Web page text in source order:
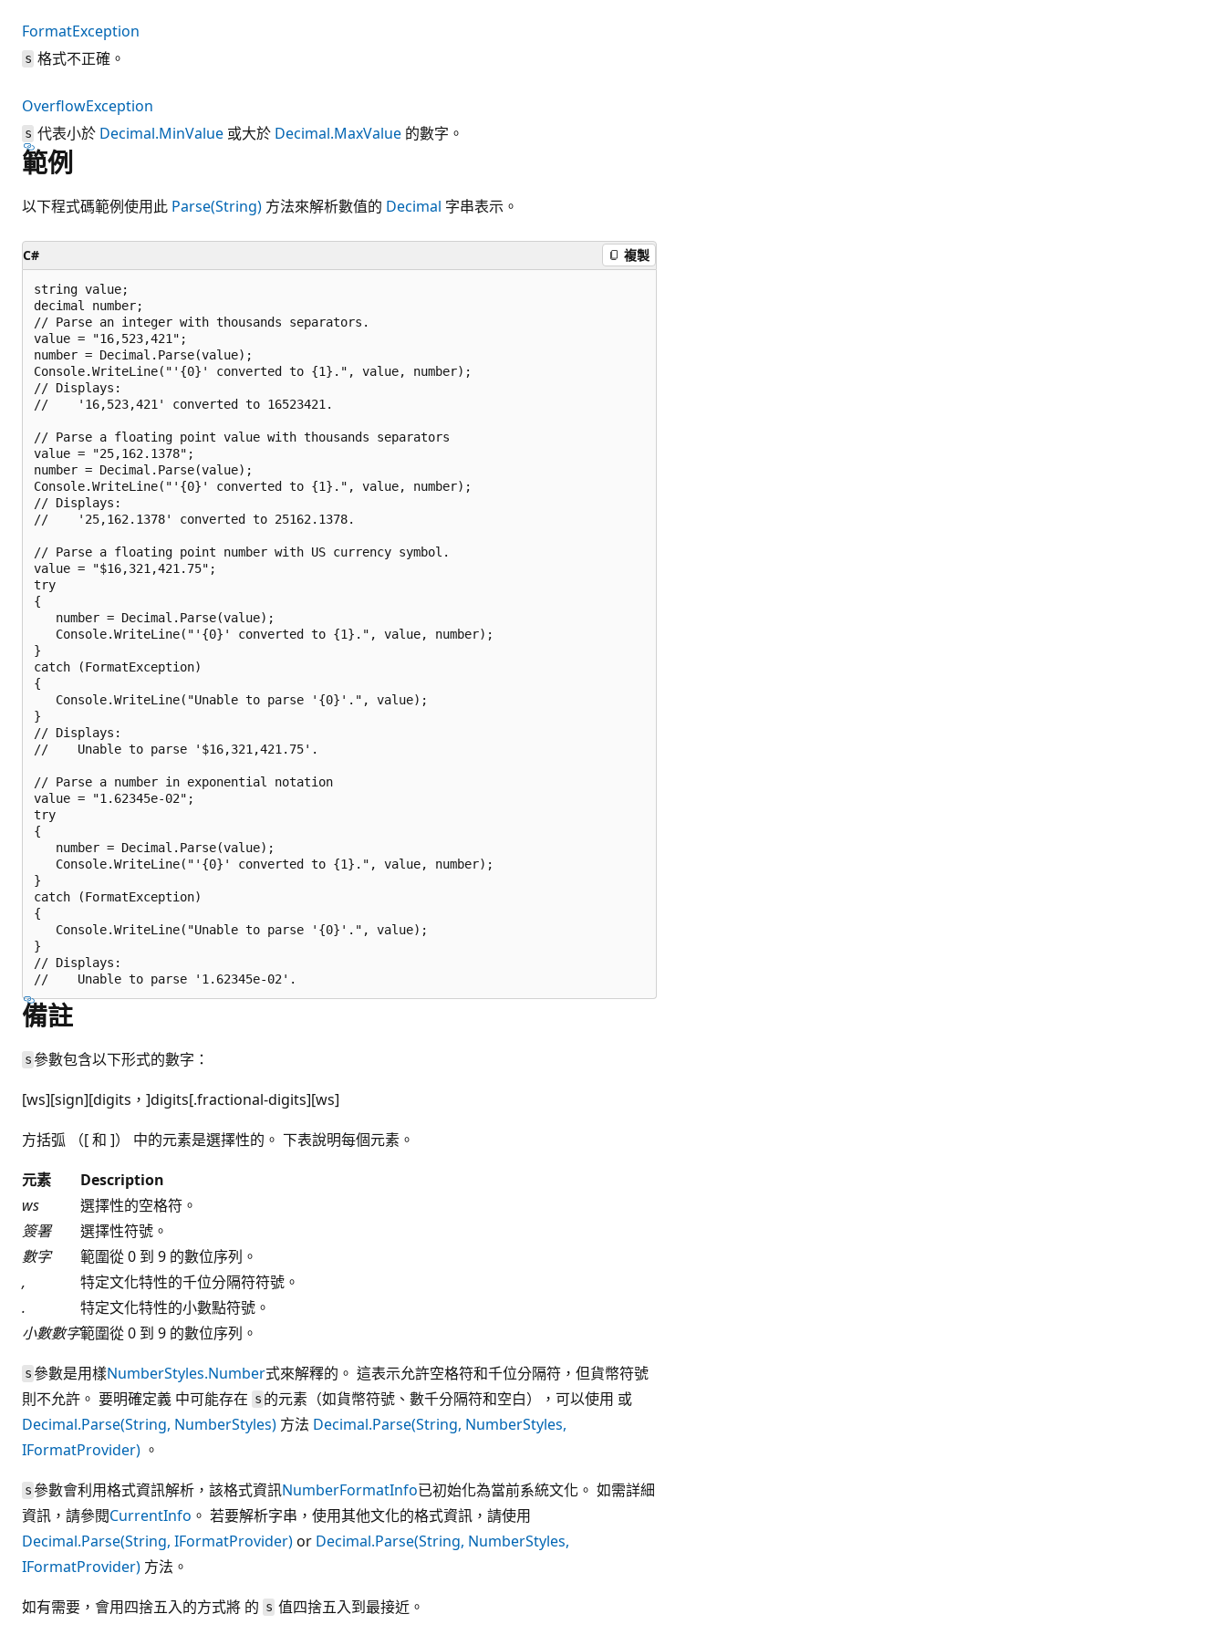
FormatException
s 格式不正確。
OverflowException
s 代表小於 Decimal.MinValue 或大於 Decimal.MaxValue 的數字。
範例
以下程式碼範例使用此 Parse(String) 方法來解析數值的 Decimal 字串表示。
C# 複製
string value;
decimal number;
// Parse an integer with thousands separators.
value = "16,523,421";
number = Decimal.Parse(value);
Console.WriteLine("'{0}' converted to {1}.", value, number);
// Displays:
//    '16,523,421' converted to 16523421.
// Parse a floating point value with thousands separators
value = "25,162.1378";
number = Decimal.Parse(value);
Console.WriteLine("'{0}' converted to {1}.", value, number);
// Displays:
//    '25,162.1378' converted to 25162.1378.
// Parse a floating point number with US currency symbol.
value = "$16,321,421.75";
try
{
   number = Decimal.Parse(value);
   Console.WriteLine("'{0}' converted to {1}.", value, number);
}
catch (FormatException)
{
   Console.WriteLine("Unable to parse '{0}'.", value);
}
// Displays:
//    Unable to parse '$16,321,421.75'.
// Parse a number in exponential notation
value = "1.62345e-02";
try
{
   number = Decimal.Parse(value);
   Console.WriteLine("'{0}' converted to {1}.", value, number);
}
catch (FormatException)
{
   Console.WriteLine("Unable to parse '{0}'.", value);
}
// Displays:
備註
s 參數包含以下形式的數字：
[ws][sign][digits，]digits[.fractional-digits][ws]
方括弧 （[ 和 ]） 中的元素是選擇性的。 下表說明每個元素。
元素
Description
ws
選擇性的空格符。
簽署
選擇性符號。
數字
範圍從 0 到 9 的數位序列。
,
特定文化特性的千位分隔符符號。
.
特定文化特性的小數點符號。
小數數字範圍從 0 到 9 的數位序列。
s 參數是用樣NumberStyles.Number式來解釋的。 這表示允許空格符和千位分隔符，但貨幣符號
則不允許。 要明確定義 中可能存在 s 的元素（如貨幣符號、數千分隔符和空白），可以使用 或
Decimal.Parse(String, NumberStyles) 方法 Decimal.Parse(String, NumberStyles,
IFormatProvider) 。
s 參數會利用格式資訊解析，該格式資訊NumberFormatInfo已初始化為當前系統文化。 如需詳細
資訊，請參閱CurrentInfo 。 若要解析字串，使用其他文化的格式資訊，請使用
Decimal.Parse(String, IFormatProvider)or Decimal.Parse(String, NumberStyles,
IFormatProvider) 方法。
如有需要，會用四捨五入的方式將 的 s 值四捨五入到最接近。